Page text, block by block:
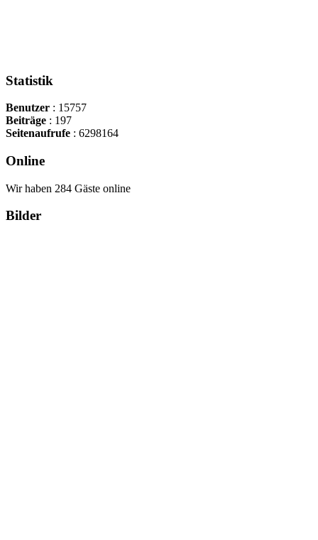
Statistik
Benutzer : 15757
Beiträge : 197
Seitenaufrufe : 6298164
Online
Wir haben 284 Gäste online
Bilder